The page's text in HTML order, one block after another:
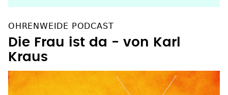
OHRENWEIDE PODCAST
Die Frau ist da - von Karl
Kraus